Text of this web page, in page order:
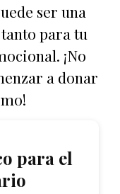
ser una
para tu
¡No
a donar
para el